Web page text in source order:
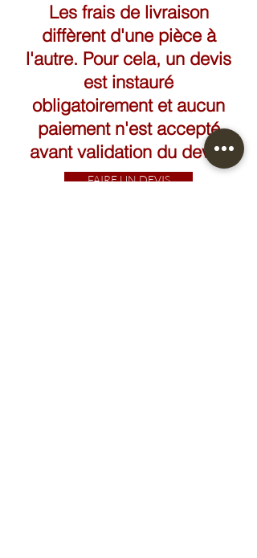
Les frais de livraison
diffèrent d'une pièce à
l'autre. Pour cela, un devis
est instauré
obligatoirement et aucun
paiement n'est accepté
avant validation du devis.
FAIRE UN DEVIS